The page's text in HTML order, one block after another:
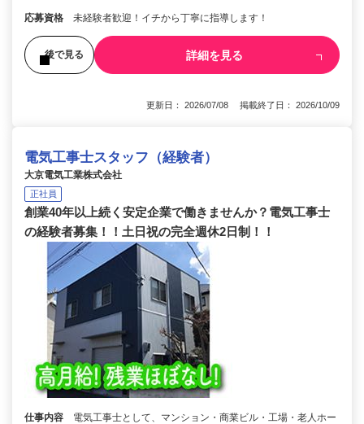
応募資格 未経験者歓迎！イチから丁寧に指導します！
後で見る 詳細を見る
更新日： 2026/07/08 掲載終了日： 2026/10/09
電気工事士スタッフ（経験者）
大京電気工業株式会社
正社員
創業40年以上続く安定企業で働きませんか？電気工事士
の経験者募集！！土日祝の完全週休2日制！！
仕事内容
電気工事士として、マンション・商業ビル・工場・老人ホー